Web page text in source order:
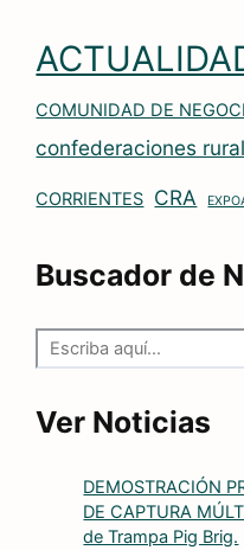
COMUNIDAD DE
confederaciones
CORRIENTES CRA
Buscador de
Ver Noticias
DEMOSTRACIÓN
DE CAPTURA
de Trampa Pig Brig.